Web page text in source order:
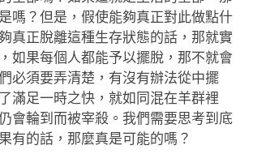
嗎？但是，假使能夠真正對此做點什
真正脫離這種生存狀態的話，那就實
如果每個人都能予以擺脫，那不就會
必須要弄清楚，有沒有辦法從中擺
滿足一時之快，就如同混在羊群裡
會輪到而被宰殺。我們需要思考到底
有的話，那麼真是可能的嗎？